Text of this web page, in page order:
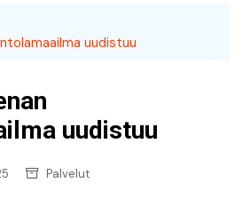
uudistuu
uudistuu
Palvelut